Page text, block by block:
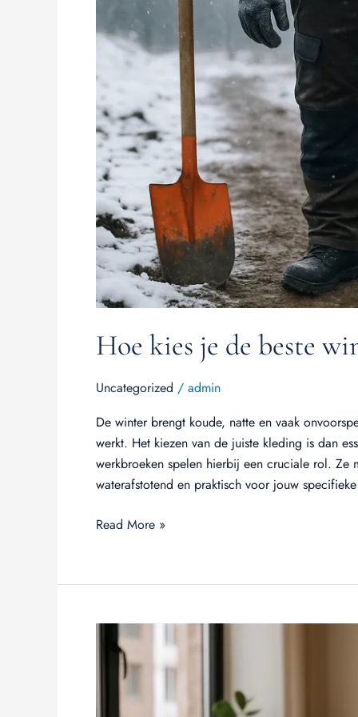
Hoe kies je de beste
Uncategorized / admin
De winter brengt koude, natte en vaak
werkt. Het kiezen van de juiste kleding is dan
werkbroeken spelen hierbij een cruciale rol. Ze
waterafstotend en praktisch voor jouw
werkbroek?
Read More »
Alles